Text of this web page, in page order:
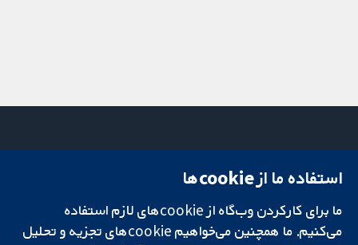
تحقیقات قابل
اعتماد.
میدان کاوندیش
لندن
W1G 0AN
دفتر رسانه‌ای
درباره ما
استفاده ما از cookie‌ها
ما برای کارکردن وب‌گاه از cookie‌های لازم استفاده
می‌کنیم. ما همچنین می‌خواهیم cookie‌های تجزیه و تحلیل